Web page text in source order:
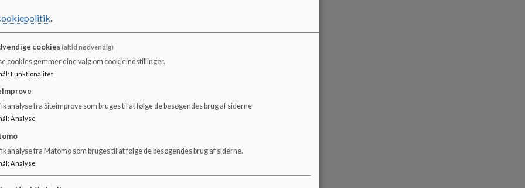
Marie L. Hansen, mor til Karlos 1.
Sine V. Schlüter, mor til Elias 1.u
Laura Becker, mor til Noah 0.u
Lasse Grandorf, far til Mons 0.v - Forperson
.
cookies(altid nødvendig)
cookies gemmer dine valg om cookieindstillinger.
: Funktionalitet
fra Siteimprove som bruges til at følge de besøgendes brug af siderne
: Analyse
fra Matomo som bruges til at følge de besøgendes brug af siderne.
: Analyse